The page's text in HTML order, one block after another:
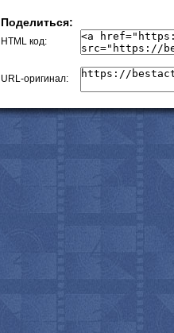
Поделиться:
HTML код:
URL-оригинал: